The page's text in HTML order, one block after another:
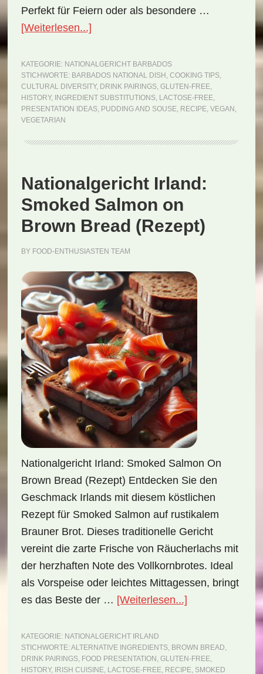
Perfekt für Feiern oder als besondere …
[Weiterlesen...]ÜberNationalgericht
Pudding
and
Souse
(Rezept)
KATEGORIE: NATIONALGERICHT BARBADOS
STICHWORTE: BARBADOS NATIONAL DISH , COOKING TIPS,
CULTURAL DIVERSITY, DRINK PAIRINGS, GLUTEN-FREE,
HISTORY, INGREDIENT SUBSTITUTIONS, LACTOSE-FREE,
PRESENTATION IDEAS, PUDDING AND SOUSE, RECIPE, VEGAN ,
VEGETARIAN
Nationalgericht Irland:
Smoked Salmon on
Brown Bread (Rezept)
BY FOOD-ENTHUSIASTEN TEAM
Nationalgericht Irland: Smoked Salmon On
Brown Bread (Rezept) Entdecken Sie den
Geschmack Irlands mit diesem köstlichen
Rezept für Smoked Salmon auf rustikalem
Brauner Brot. Dieses traditionelle Gericht
vereint die zarte Frische von Räucherlachs mit
der herzhaften Note des Vollkornbrotes. Ideal
als Vorspeise oder leichtes Mittagessen, bringt
es das Beste der … [Weiterlesen...]
Salmon
on
KATEGORIE: NATIONALGERICHT IRLAND
STICHWORTE: ALTERNATIVE INGREDIENTS, BROWN BREAD,
DRINK PAIRINGS, FOOD PRESENTATION , GLUTEN-FREE,
HISTORY, IRISH CUISINE, LACTOSE-FREE, RECIPE, SMOKED